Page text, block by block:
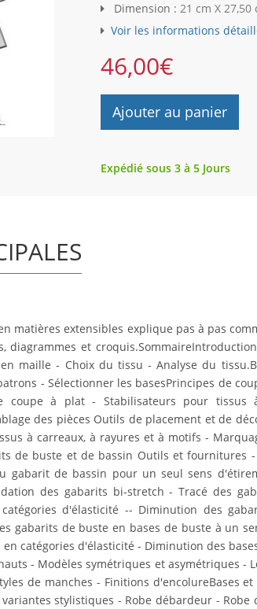
Dimension : 21 cm X 27,50
Voir les informations
46,00€
Ajouter au panier
Expédié sous 3 à 5 Jours
matières extensibles explique pas à pas
diagrammes et croquis.Sommaire
maille - Choix du tissu - Analyse du
- Sélectionner les basesPrincipes de
coupe à plat - Stabilisateurs pour
des pièces Outils de placement et de
à carreaux, à rayures et à motifs -
de buste et de bassin Outils et
gabarit de bassin pour un seul sens
des gabarits bi-stretch - Tracé des
d'élasticité -- Diminution des
gabarits de buste en bases de buste à un
catégories d'élasticité - Diminution des
- Modèles symétriques et asymétriques -
de manches - Finitions d'encolureBases
stylistiques - Robe débardeur -